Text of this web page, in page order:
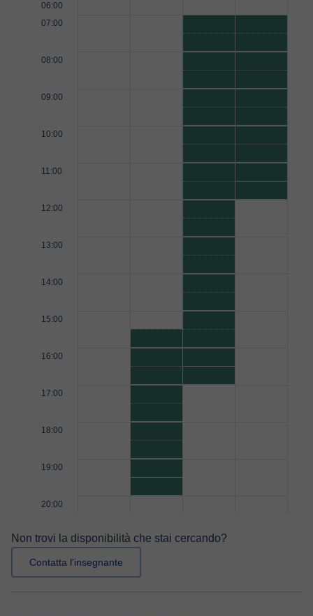
06:00
07:00
08:00
09:00
10:00
11:00
12:00
13:00
14:00
15:00
16:00
17:00
18:00
19:00
20:00
Non trovi la disponibilità che stai cercando?
Contatta l'insegnante